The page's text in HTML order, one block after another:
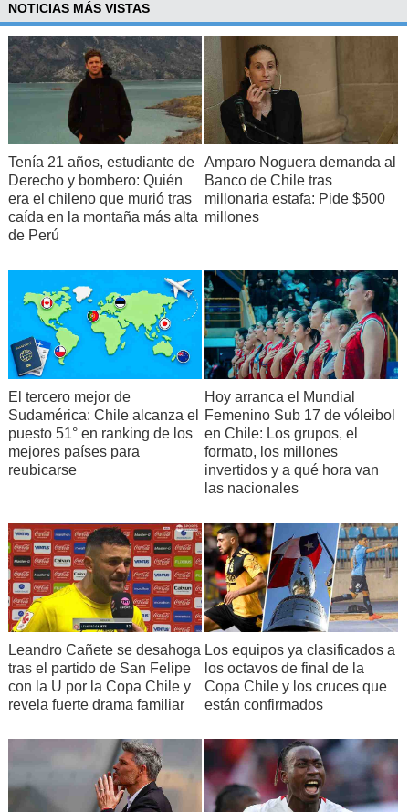
NOTICIAS MÁS VISTAS
Tenía 21 años, estudiante de
Derecho y bombero: Quién
era el chileno que murió tras
caída en la montaña más alta
de Perú
Amparo Noguera demanda al
Banco de Chile tras
millonaria estafa: Pide $500
millones
El tercero mejor de
Sudamérica: Chile alcanza el
puesto 51° en ranking de los
mejores países para
reubicarse
Hoy arranca el Mundial
Femenino Sub 17 de vóleibol
en Chile: Los grupos, el
formato, los millones
invertidos y a qué hora van
las nacionales
Leandro Cañete se desahoga
tras el partido de San Felipe
con la U por la Copa Chile y
revela fuerte drama familiar
Los equipos ya clasificados a
los octavos de final de la
Copa Chile y los cruces que
están confirmados